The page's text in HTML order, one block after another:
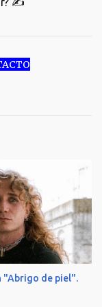
"Abrigo de piel".